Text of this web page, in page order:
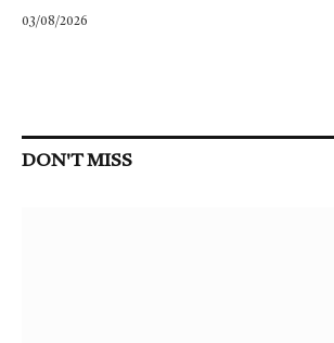
03/08/2026
DON'T MISS